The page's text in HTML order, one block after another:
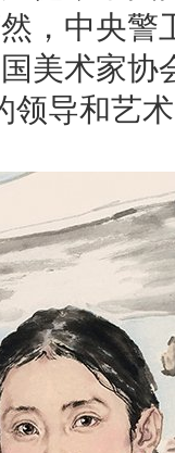
，中央
美术家
领导和艺